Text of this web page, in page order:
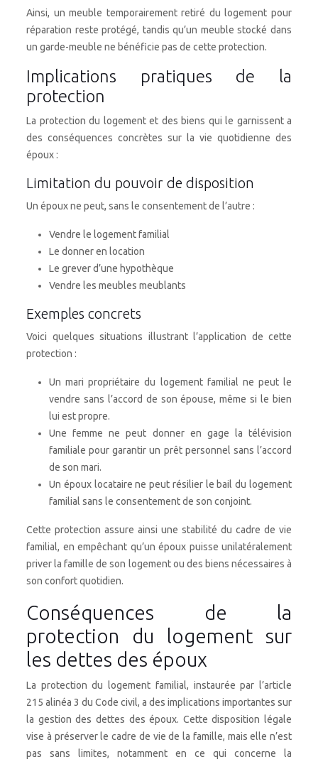
Ainsi, un meuble temporairement retiré du logement pour
réparation reste protégé, tandis qu’un meuble stocké dans
un garde-meuble ne bénéficie pas de cette protection.
Implications pratiques de la
protection
La protection du logement et des biens qui le garnissent a
des conséquences concrètes sur la vie quotidienne des
époux :
Limitation du pouvoir de disposition
Un époux ne peut, sans le consentement de l’autre :
Vendre le logement familial
Le donner en location
Le grever d’une hypothèque
Vendre les meubles meublants
Exemples concrets
Voici quelques situations illustrant l’application de cette
protection :
Un mari propriétaire du logement familial ne peut le
vendre sans l’accord de son épouse, même si le bien
lui est propre.
Une femme ne peut donner en gage la télévision
familiale pour garantir un prêt personnel sans l’accord
de son mari.
Un époux locataire ne peut résilier le bail du logement
familial sans le consentement de son conjoint.
Cette protection assure ainsi une stabilité du cadre de vie
familial, en empêchant qu’un époux puisse unilatéralement
priver la famille de son logement ou des biens nécessaires à
son confort quotidien.
Conséquences de la
protection du logement sur
les dettes des époux
La protection du logement familial, instaurée par l’article
215 alinéa 3 du Code civil, a des implications importantes sur
la gestion des dettes des époux. Cette disposition légale
vise à préserver le cadre de vie de la famille, mais elle n’est
pas sans limites, notamment en ce qui concerne la